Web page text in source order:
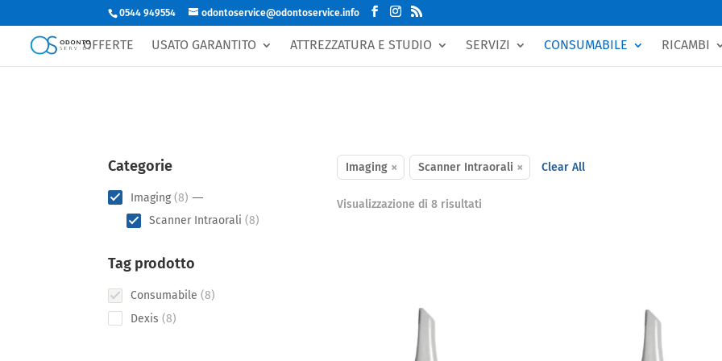
0544 949554 odontoservice@odontoservice.info
OFFERTE USATO GARANTITO ATTREZZATURA E STUDIO SERVIZI CONSUMABILE RICAMBI
Categorie
Imaging 88
products
Scanner Intraorali 88
Tag prodotto
Consumabile 88
Dexis 88
Imaging × Scanner Intraorali × Clear All
Visualizzazione di 8 risultatiPopolarità